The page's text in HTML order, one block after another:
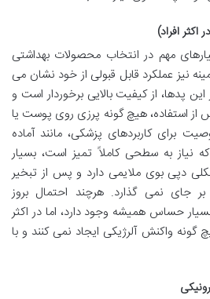
افراد)
مهم در انتخاب محصولات بهداشتی
نیز عملکرد قابل قبولی از خود نشان می
پدها، از کیفیت بالایی برخوردار است و
استفاده، هیچ گونه پرزی روی پوست یا
برای کاربردهای پزشکی، مانند آماده
نیاز به سطحی کاملاً تمیز است، بسیار
دپی بوی ملایمی دارد و پس از تبخیر
جای نمی گذارد. هرچند احتمال بروز
حساس همیشه وجود دارد، اما در اکثر
واکنش آلرژیکی ایجاد نمی کنند و با